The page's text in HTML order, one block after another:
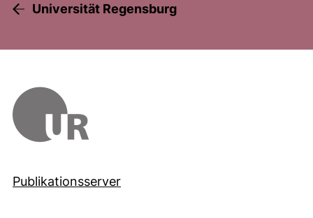
Universität Regensburg
Publikationsserver